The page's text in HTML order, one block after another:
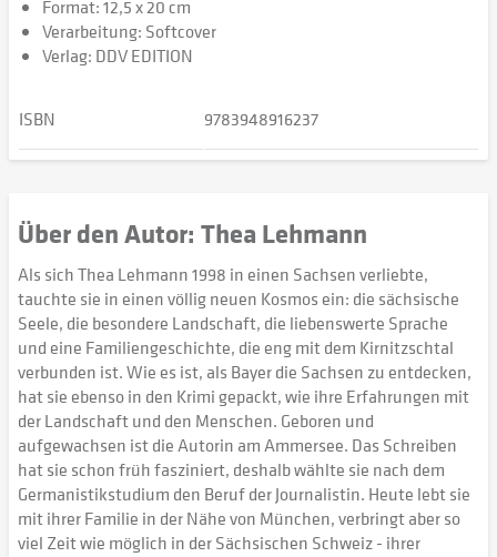
Format: 12,5 x 20 cm
Verarbeitung: Softcover
Verlag: DDV EDITION
ISBN 9783948916237
Über den Autor: Thea Lehmann
Als sich Thea Lehmann 1998 in einen Sachsen verliebte,
tauchte sie in einen völlig neuen Kosmos ein: die sächsische
Seele, die besondere Landschaft, die liebenswerte Sprache
und eine Familiengeschichte, die eng mit dem Kirnitzschtal
verbunden ist. Wie es ist, als Bayer die Sachsen zu entdecken,
hat sie ebenso in den Krimi gepackt, wie ihre Erfahrungen mit
der Landschaft und den Menschen. Geboren und
aufgewachsen ist die Autorin am Ammersee. Das Schreiben
hat sie schon früh fasziniert, deshalb wählte sie nach dem
Germanistikstudium den Beruf der Journalistin. Heute lebt sie
mit ihrer Familie in der Nähe von München, verbringt aber so
viel Zeit wie möglich in der Sächsischen Schweiz - ihrer